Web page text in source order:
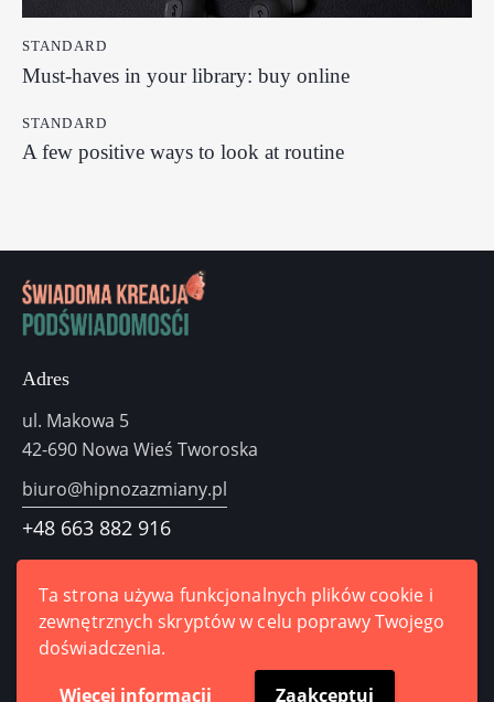
Ta strona używa funkcjonalnych plików cookie i
zewnętrznych skryptów w celu poprawy Twojego
doświadczenia.
Więcej informacji
Zaakceptuj
STANDARD
Must-haves in your library: buy online
STANDARD
A few positive ways to look at routine
Adres
ul. Makowa 5
42-690 Nowa Wieś Tworoska
biuro@hipnozazmiany.pl
+48 663 882 916
Odezwij się do nas